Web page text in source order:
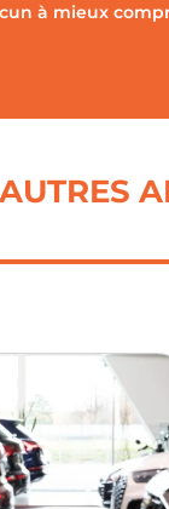
à mieux